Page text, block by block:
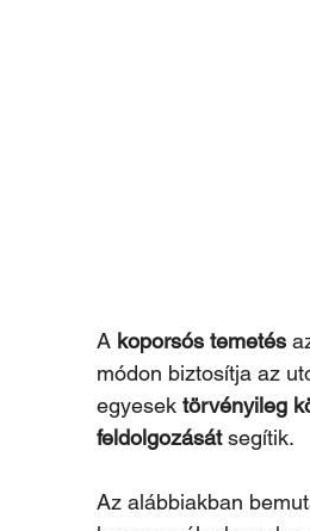
A koporsós temetés
módon biztosítja az
egyesek törvényileg
feldolgozását segítik.
Az alábbiakban